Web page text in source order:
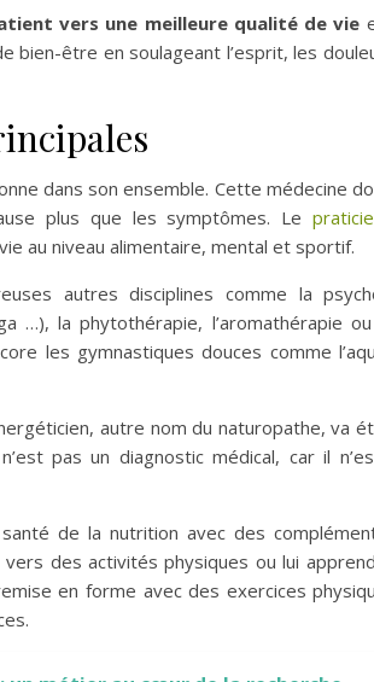
vers une meilleure qualité de vie
bien-être en soulageant l’esprit, les
dans son ensemble. Cette médecine
plus que les symptômes. Le
au niveau alimentaire, mental et sportif.
autres disciplines comme la
…), la phytothérapie, l’aromathérapie
les gymnastiques douces comme
autre nom du naturopathe, va
pas un diagnostic médical, car il
de la nutrition avec des
vers des activités physiques ou lui
en forme avec des exercices